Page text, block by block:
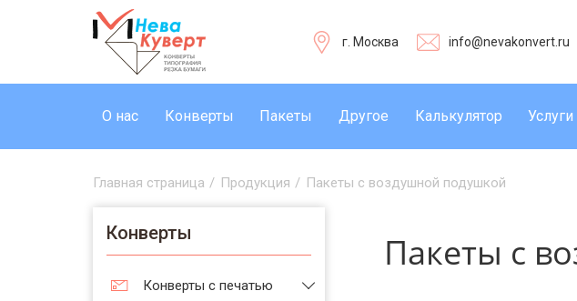
г. Москва info@nevakonvert.ru
О нас Конверты Пакеты Другое Калькулятор Услуги
Главная страница / Продукция / Пакеты с воздушной подушкой
Конверты
Конверты с печатью
Пакеты с